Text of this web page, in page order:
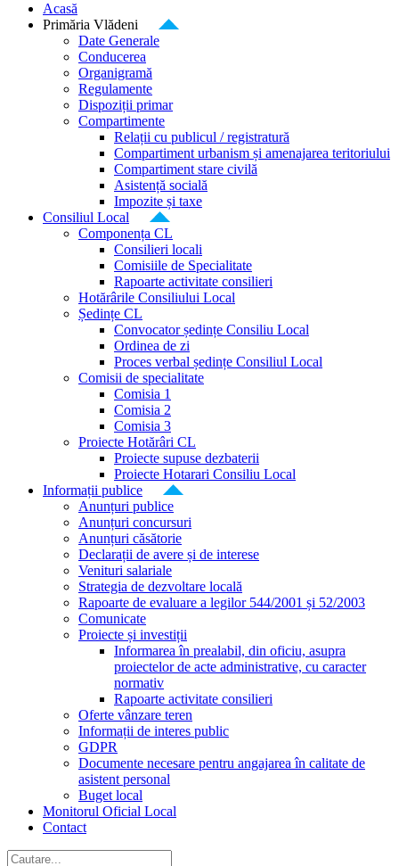
Acasă
Primăria Vlădeni
Date Generale
Conducerea
Organigramă
Regulamente
Dispoziții primar
Compartimente
Relații cu publicul / registratură
Compartiment urbanism și amenajarea teritoriului
Compartiment stare civilă
Asistență socială
Impozite și taxe
Consiliul Local
Componența CL
Consilieri locali
Comisiile de Specialitate
Rapoarte activitate consilieri
Hotărârile Consiliului Local
Ședințe CL
Convocator ședințe Consiliu Local
Ordinea de zi
Proces verbal ședințe Consiliul Local
Comisii de specialitate
Comisia 1
Comisia 2
Comisia 3
Proiecte Hotărâri CL
Proiecte supuse dezbaterii
Proiecte Hotarari Consiliu Local
Informații publice
Anunțuri publice
Anunțuri concursuri
Anunțuri căsătorie
Declarații de avere și de interese
Venituri salariale
Strategia de dezvoltare locală
Rapoarte de evaluare a legilor 544/2001 și 52/2003
Comunicate
Proiecte și investiții
Informarea în prealabil, din oficiu, asupra
proiectelor de acte administrative, cu caracter
normativ
Rapoarte activitate consilieri
Oferte vânzare teren
Informații de interes public
GDPR
Documente necesare pentru angajarea în calitate de
asistent personal
Buget local
Monitorul Oficial Local
Contact
Cautare...